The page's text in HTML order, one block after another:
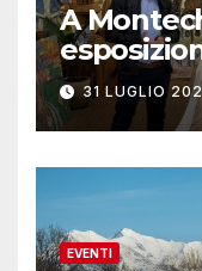
A
31 LUGLIO
EVENTI